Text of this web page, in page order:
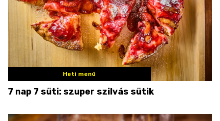
Heti menü
7 nap 7 süti: szuper szilvás sütik